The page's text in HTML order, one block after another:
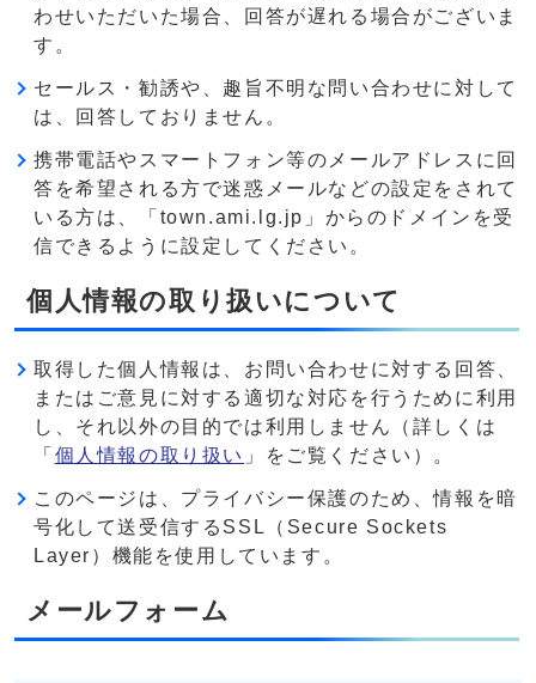
わせいただいた場合、回答が遅れる場合がございま
す。
セールス・勧誘や、趣旨不明な問い合わせに対して
は、回答しておりません。
携帯電話やスマートフォン等のメールアドレスに回
答を希望される方で迷惑メールなどの設定をされて
いる方は、「town.ami.lg.jp」からのドメインを受
信できるように設定してください。
個人情報の取り扱いについて
取得した個人情報は、お問い合わせに対する回答、
またはご意見に対する適切な対応を行うために利用
し、それ以外の目的では利用しません（詳しくは
「 個人情報の取り扱い 」をご覧ください）。
このページは、プライバシー保護のため、情報を暗
号化して送受信するSSL（Secure Sockets
Layer）機能を使用しています。
メールフォーム